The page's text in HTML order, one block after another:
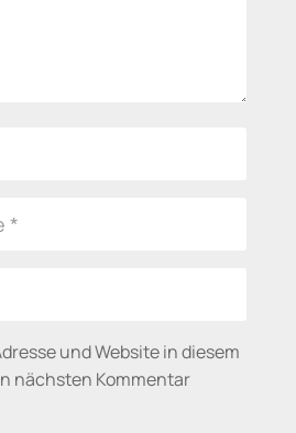
und Website in diesem
nächsten Kommentar